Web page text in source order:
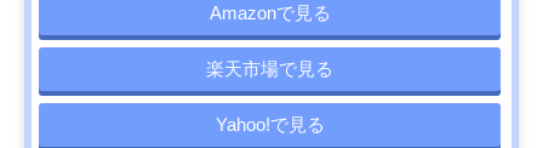
Amazonで見る
楽天市場で見る
Yahoo!で見る